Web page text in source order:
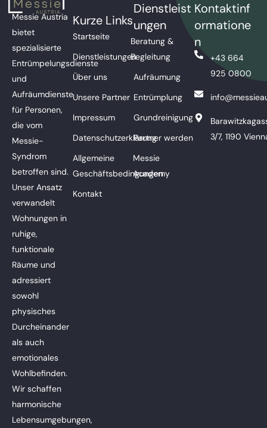
Messie Austria
bietet
spezialisierte
Entrümpelungsdienste
und
Aufräumdienste
für Personen,
die vom
Messie-
Syndrom
betroffen sind.
Unser Ansatz
verwandelt
Wohnungen in
ruhige,
funktionale
Räume und
adressiert
sowohl
physisches
Durcheinander
als auch
emotionales
Wohlbefinden.
Wir schaffen
harmonische
Lebensumgebungen,
Kurze Links
Startseite
Dienstleistungen
Über uns
Unsere Partner
Impressum
Datenschutzerklärung
Allgemeine
Geschäftsbedingungen
Kontakt
Dienstleist
ungen
Beratung &
Begleitung
Aufräumung
Entrümplung
Grundreinigung
Partner werden
Messie
Academy
Kontaktinf
ormatione
n
+43 664
925 0800
3/7, 1190